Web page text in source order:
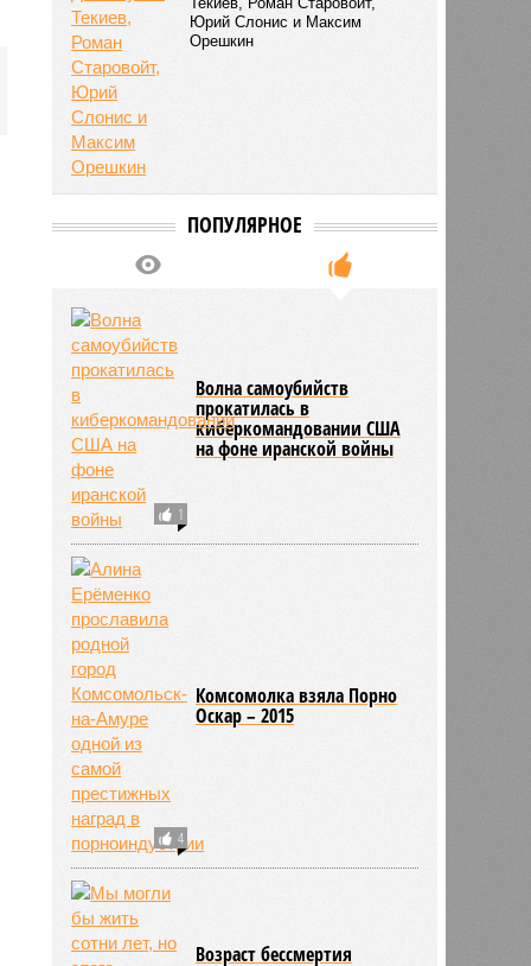
Юрий Слонис и Максим
Орешкин
ПОПУЛЯРНОЕ
1
Волна самоубийств
прокатилась в
киберкомандовании США
на фоне иранской войны
4
Комсомолка взяла Порно
Оскар – 2015
Возраст бессмертия